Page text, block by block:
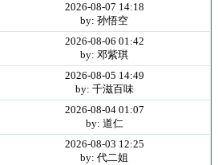
2026-08-07 14:18
by: 孙悟空
2026-08-06 01:42
by: 邓紫琪
2026-08-05 14:49
by: 千滋百味
2026-08-04 01:07
by: 道仁
2026-08-03 12:25
by: 代二姐